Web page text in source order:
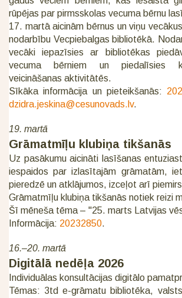
rūpējas par pirmsskolas vecuma bērnu
17. martā aicinām bērnus un viņu
nodarbību Vecpiebalgas bibliotēkā.
vecāki iepazīsies ar bibliotēkas
vecuma bērniem un piedalīsies
veicināšanas aktivitātēs.
Sīkāka informācija un pieteikšanās:
dzidra.jeskina@cesunovads.lv.
19. martā
Grāmatmīļu klubiņa tikšanās
Uz pasākumu aicināti lasīšanas
iespaidos par izlasītajām grāmatām,
pieredzē un atklājumos, izceļot arī
Grāmatmīļu klubiņa tikšanās notiek reizi
Šī mēneša tēma – "25. marts Latvijas
Informācija: 20232850.
16.–20. martā
Digitālā nedēļa 2026
Individuālas konsultācijas digitālo
Tēmas: 3td e-grāmatu bibliotēka,